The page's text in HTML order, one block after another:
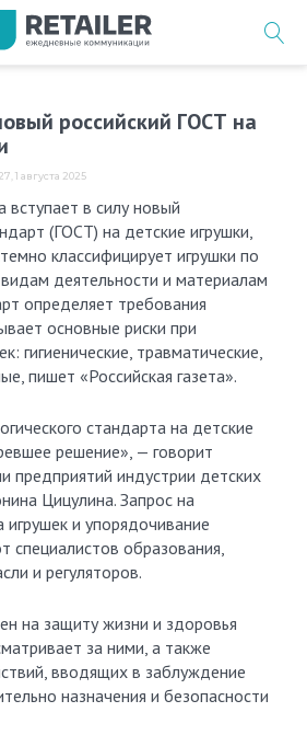
российский ГОСТ на
1 августа 2025
(ГОСТ) на детские игрушки,
классифицирует игрушки по
деятельности и материалам
определяет требования
основные риски при
гигиенические, травматические,
пишет «Российская газета».
стандарта на детские
решение», — говорит
предприятий индустрии детских
Цицулина. Запрос на
и упорядочивание
специалистов образования,
и регуляторов.
на защиту жизни и здоровья
за ними, а также
вводящих в заблуждение
назначения и безопасности